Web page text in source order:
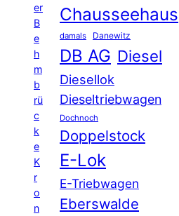
er
B
e
h
m
b
rü
c
k
e
K
r
o
n
Chausseehaus
damals Danewitz
DB AG Diesel
Diesellok
Dieseltriebwagen
Dochnoch
Doppelstock
E-Lok
E-Triebwagen
Eberswalde